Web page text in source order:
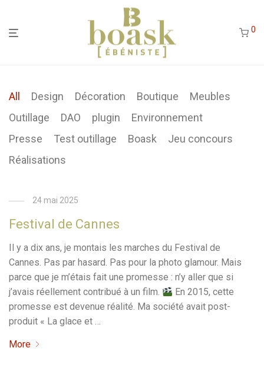
0
All Design Décoration Boutique
Meubles
Outillage
DAO plugin
Environnement
Presse
Test outillage Boask
Jeu concours
Réalisations
24 mai 2025
Festival de Cannes
Il y a dix ans, je montais les marches du Festival de
Cannes. Pas par hasard. Pas pour la photo glamour. Mais
parce que je m’étais fait une promesse : n’y aller que si
j’avais réellement contribué à un film.
En 2015, cette
promesse est devenue réalité. Ma société avait post-
produit « La glace et …
More